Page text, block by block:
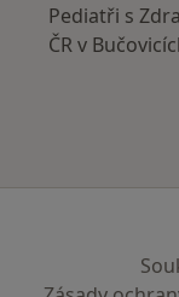
Pediatři s
ČR v